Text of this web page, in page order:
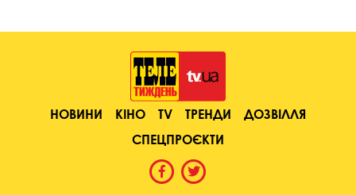
НОВИНИ КІНО TV ТРЕНДИ
ДОЗВІЛЛЯ
СПЕЦПРОЄКТИ